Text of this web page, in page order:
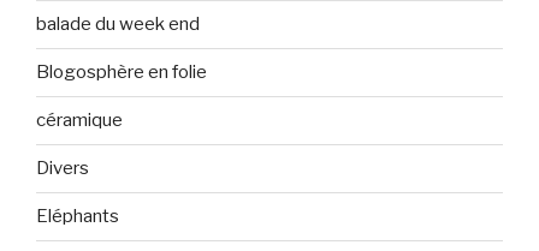
balade du week end
Blogosphère en folie
céramique
Divers
Eléphants